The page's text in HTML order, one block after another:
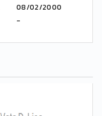
08/02/2000
-